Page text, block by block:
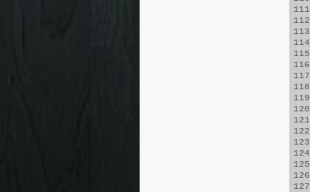
111
112
113
114
115
116
117
118
119
120
121
122
123
124
125
126
127